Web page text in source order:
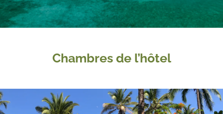
Chambres de l’hôtel